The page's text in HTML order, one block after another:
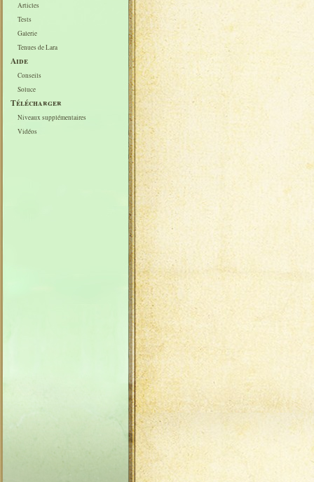
Articles
Tests
Galerie
Tenues de Lara
Aide
Conseils
Soluce
Télécharger
Niveaux supplémentaires
Vidéos